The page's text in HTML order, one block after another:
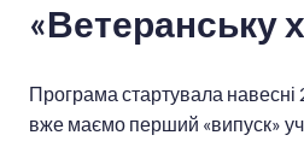
«Ветеранську
Програма стартувала навесні
вже маємо перший «випуск»